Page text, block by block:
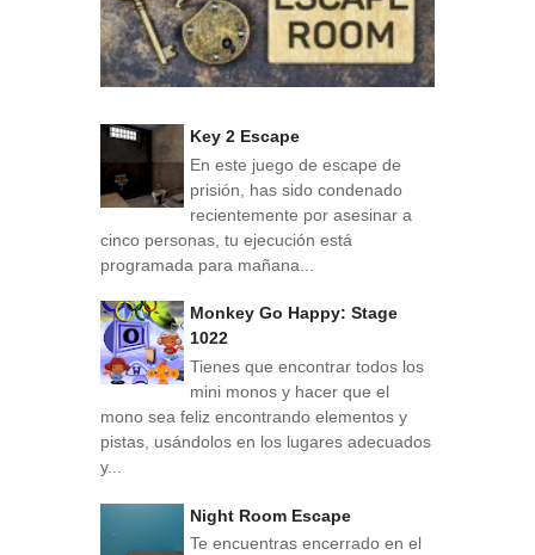
Key 2 Escape
En este juego de escape de
prisión, has sido condenado
recientemente por asesinar a
cinco personas, tu ejecución está
programada para mañana...
Monkey Go Happy: Stage
1022
Tienes que encontrar todos los
mini monos y hacer que el
mono sea feliz encontrando elementos y
pistas, usándolos en los lugares adecuados
y...
Night Room Escape
Te encuentras encerrado en el